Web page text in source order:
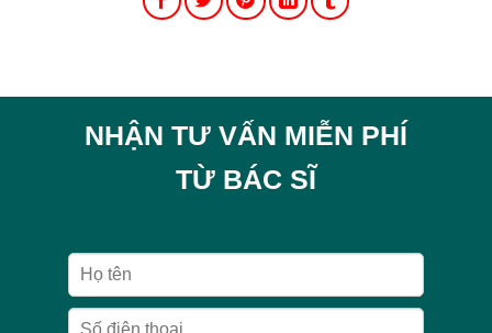
NHẬN TƯ VẤN MIỄN PHÍ
TỪ BÁC SĨ